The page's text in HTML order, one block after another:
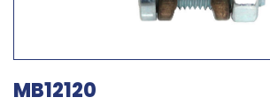
MB12120